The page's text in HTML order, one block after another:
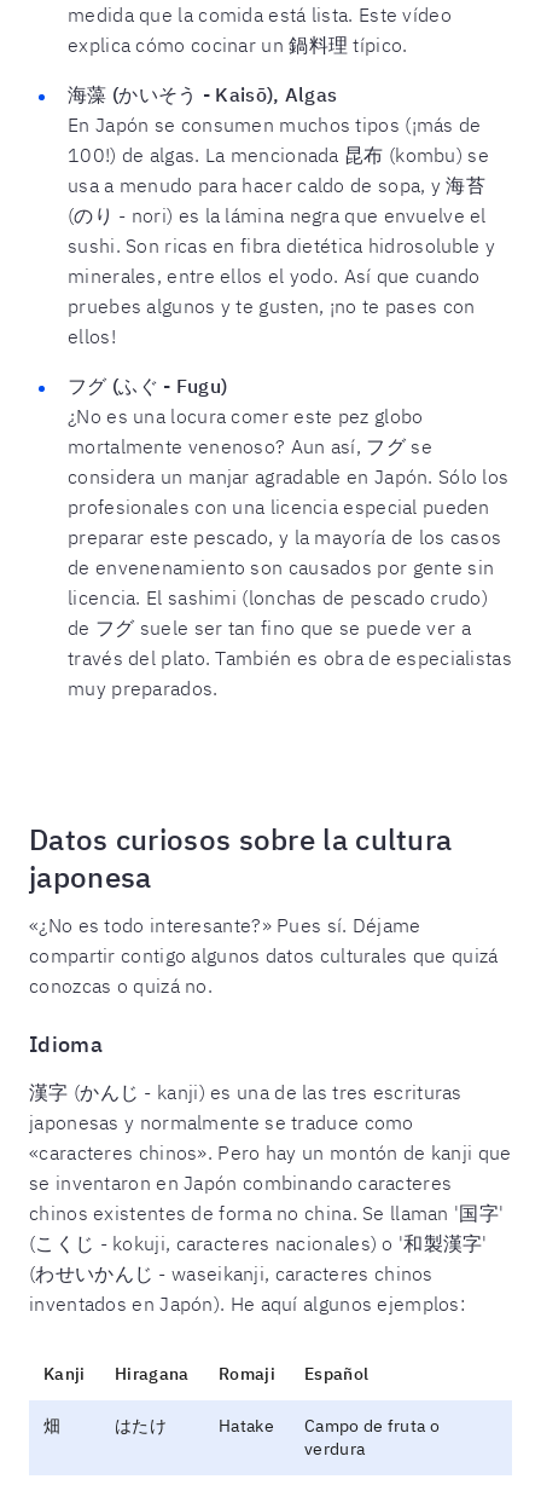
medida que la comida está lista. Este vídeo
explica cómo cocinar un 鍋料理 típico.
海藻 (かいそう - Kaisō), Algas
En Japón se consumen muchos tipos (¡más de
100!) de algas. La mencionada 昆布 (kombu) se
usa a menudo para hacer caldo de sopa, y 海苔
(のり - nori) es la lámina negra que envuelve el
sushi. Son ricas en fibra dietética hidrosoluble y
minerales, entre ellos el yodo. Así que cuando
pruebes algunos y te gusten, ¡no te pases con
ellos!
フグ (ふぐ - Fugu)
¿No es una locura comer este pez globo
mortalmente venenoso? Aun así, フグ se
considera un manjar agradable en Japón. Sólo los
profesionales con una licencia especial pueden
preparar este pescado, y la mayoría de los casos
de envenenamiento son causados por gente sin
licencia. El sashimi (lonchas de pescado crudo)
de フグ suele ser tan fino que se puede ver a
través del plato. También es obra de especialistas
muy preparados.
Datos curiosos sobre la cultura
japonesa
«¿No es todo interesante?» Pues sí. Déjame
compartir contigo algunos datos culturales que quizá
conozcas o quizá no.
Idioma
漢字 (かんじ - kanji) es una de las tres escrituras
japonesas y normalmente se traduce como
«caracteres chinos». Pero hay un montón de kanji que
se inventaron en Japón combinando caracteres
chinos existentes de forma no china. Se llaman '国字'
(こくじ - kokuji, caracteres nacionales) o '和製漢字'
(わせいかんじ - waseikanji, caracteres chinos
inventados en Japón). He aquí algunos ejemplos:
Kanji Hiragana Romaji Español
畑 はたけ Hatake
Campo de fruta o
verdura